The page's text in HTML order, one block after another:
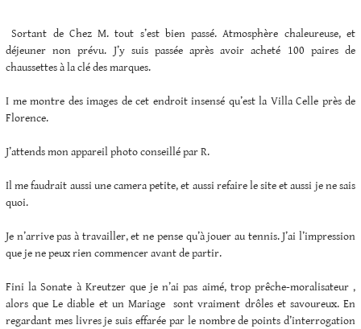
Sortant de Chez M. tout s’est bien passé. Atmosphère chaleureuse, et
déjeuner non prévu. J’y suis passée après avoir acheté 100 paires de
chaussettes à la clé des marques.
I me montre des images de cet endroit insensé qu’est la Villa Celle près de
Florence.
J’attends mon appareil photo conseillé par R.
Il me faudrait aussi une camera petite, et aussi refaire le site et aussi je ne sais
quoi.
Je n’arrive pas à travailler, et ne pense qu’à jouer au tennis. J’ai l’impression
que je ne peux rien commencer avant de partir.
Fini la Sonate à Kreutzer que je n’ai pas aimé, trop prêche-moralisateur ,
alors que Le diable et un Mariage sont vraiment drôles et savoureux. En
regardant mes livres je suis effarée par le nombre de points d’interrogation